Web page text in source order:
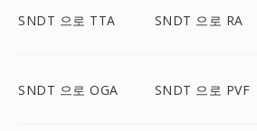
SNDT 으로 TTA SNDT 으로 RA
SNDT 으로 OGA SNDT 으로 PVF